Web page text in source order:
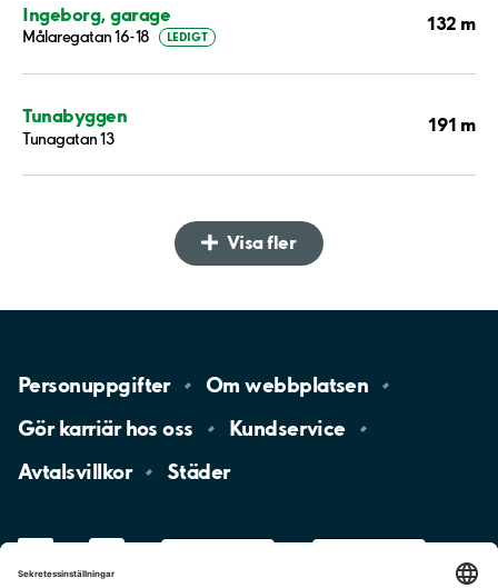
Ingeborg, garage
Målaregatan 16-18 LEDIGT
132 m
Tunabyggen
Tunagatan 13
191 m
Visa fler
Personuppgifter Omwebbplatsen
Gör karriär hososs
Kundservice
Avtalsvillkor
Städer